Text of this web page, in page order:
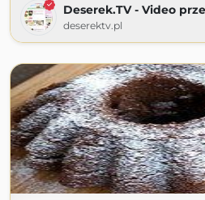
Deserek.TV - Video
deserektv.pl